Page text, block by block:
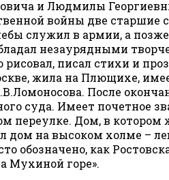
и Людмилы
войны две старшие
служил в армии, а
незаурядными
писал стихи и
жила на Плющихе,
После
суда. Имеет почетное
переулке. Дом, в котором
дом на высоком холме –
обозначено, как
Мухиной горе».